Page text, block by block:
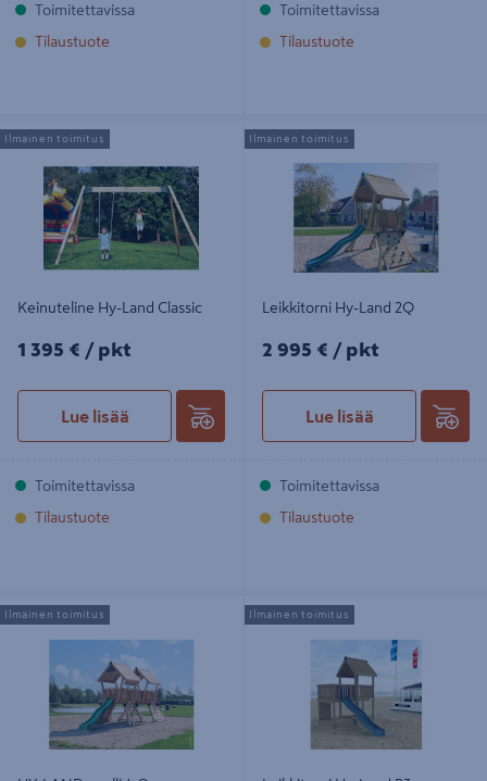
Toimitettavissa
Tilaustuote
Toimitettavissa
Tilaustuote
Keinuteline Hy-Land Classic
Keinuteline Hy-Land Classic
1395€/pkt
1 395 € / pkt
Lue lisää
Ilmainen toimitus
Toimitettavissa
Tilaustuote
Leikkitorni Hy-Land 2Q
Leikkitorni Hy-Land 2Q
2995€/pkt
2 995 € / pkt
Lue lisää
Ilmainen toimitus
Toimitettavissa
Tilaustuote
HY-LAND, malli 4 Q
Ilmainen toimitus
Leikkitorni Hy-Land P3
Ilmainen toimitus